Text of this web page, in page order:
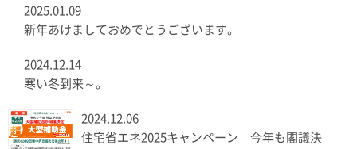
2025.01.09
新年あけましておめでとうございます。
2024.12.14
寒い冬到来～。
2024.12.06
住宅省エネ2025キャンペーン 今年も閣議決